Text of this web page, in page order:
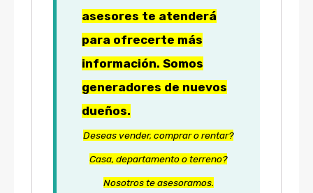
asesores te atenderá
para ofrecerte más
información. Somos
generadores de nuevos
dueños.
Deseas vender, comprar o rentar?
Casa, departamento o terreno?
Nosotros te asesoramos.